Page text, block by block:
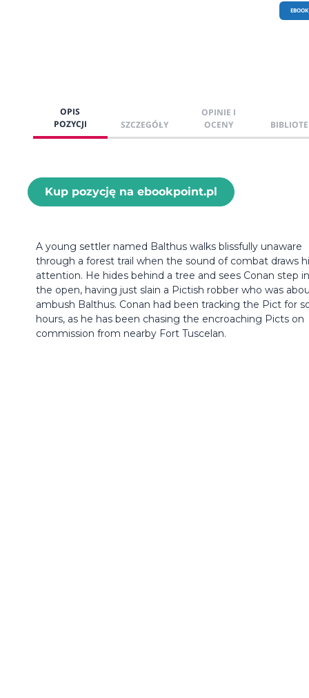
EBOOK
OPIS
POZYCJI
SZCZEGÓŁY
OPINIE I
OCENY
Kup pozycję na ebookpoint.pl
A young settler named Balthus walks blissfully unaware
through a forest trail when the sound of combat draws
attention. He hides behind a tree and sees Conan step
the open, having just slain a Pictish robber who was
ambush Balthus. Conan had been tracking the Pict for
hours, as he has been chasing the encroaching Picts on
commission from nearby Fort Tuscelan.